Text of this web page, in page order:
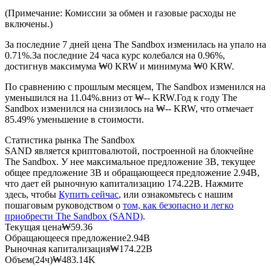
USDC фьючерсы
Фьючерсы с использованием USDC в качестве
Копирование торговли
(Примечание: Комиссии за обмен и газовые расходы не
включены.)
За последние 7 дней цена The Sandbox изменилась на упало на
0.71%.За последние 24 часа курс колебался на 0.96%,
достигнув максимума ₩0 KRW и минимума ₩0 KRW.
По сравнению с прошлым месяцем, The Sandbox изменился на
уменьшился на 11.04%.вниз от ₩-- KRW.Год к году The
Sandbox изменился на снизилось на ₩-- KRW, что отмечает
85.49% уменьшение в стоимости.
Статистика рынка The Sandbox
SAND является криптовалютой, построенной на блокчейне
The Sandbox. У нее максимальное предложение 3B, текущее
общее предложение 3B и обращающееся предложение 2.94B,
что дает ей рыночную капитализацию 174.22B. Нажмите
здесь, чтобы Купить сейчас, или ознакомьтесь с нашим
пошаговым руководством о том, как безопасно и легко
приобрести The Sandbox (SAND).
Текущая цена₩59.36
Обращающееся предложение2.94B
Рыночная капитализация₩174.22B
Объем(24ч)₩483.14K